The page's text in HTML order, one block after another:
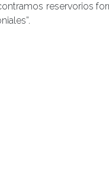
reservorios